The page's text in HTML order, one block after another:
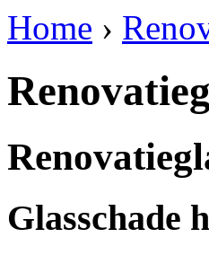
Home ›
Glasschade